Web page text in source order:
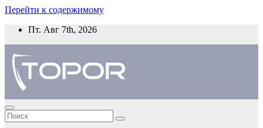
Перейти к содержимому
Пт. Авг 7th, 2026